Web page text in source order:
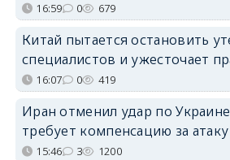
16:59 0 679
Китай пытается остановить
специалистов и ужесточает
16:07 0 419
Иран отменил удар по
требует компенсацию за
15:46 3 1200